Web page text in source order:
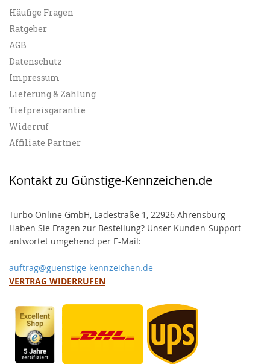
Häufige Fragen
Ratgeber
AGB
Datenschutz
Impressum
Lieferung & Zahlung
Tiefpreisgarantie
Widerruf
Affiliate Partner
Kontakt zu Günstige-Kennzeichen.de
Turbo Online GmbH, Ladestraße 1, 22926 Ahrensburg
Haben Sie Fragen zur Bestellung? Unser Kunden-Support
antwortet umgehend per E-Mail:
auftrag@guenstige-kennzeichen.de
VERTRAG WIDERRUFEN